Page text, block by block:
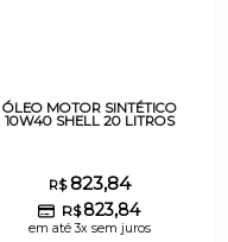
ÓLEO MOTOR SINTÉTICO
10W40 SHELL 20 LITROS
R$823,84
R$823,84
em até 3x sem juros